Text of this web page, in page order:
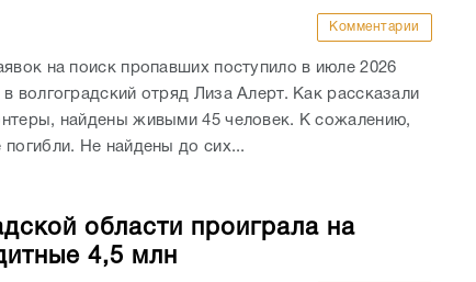
Комментарии
на поиск пропавших поступило в июле 2026
в волгоградский отряд Лиза Алерт. Как рассказали
найдены живыми 45 человек. К сожалению,
погибли. Не найдены до сих...
области проиграла на
4,5 млн